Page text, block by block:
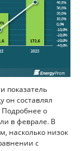
показатель
он составлял
Подробнее о
в феврале. В
насколько низок
с